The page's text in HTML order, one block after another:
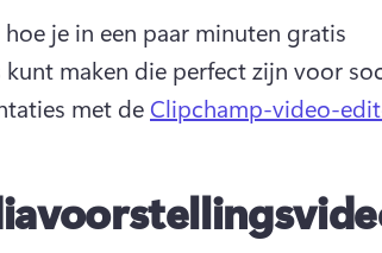
je in een paar minuten gratis
maken die perfect zijn voor
met de Clipchamp-video-